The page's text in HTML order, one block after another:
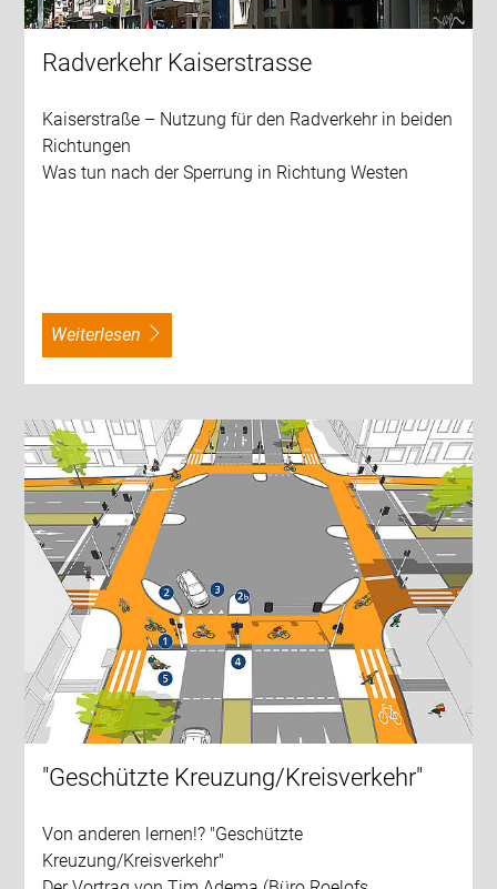
Radverkehr Kaiserstrasse
Kaiserstraße – Nutzung für den Radverkehr in beiden
Richtungen
Was tun nach der Sperrung in Richtung Westen
weiterlesen
"Geschützte Kreuzung/Kreisverkehr"
Von anderen lernen!? "Geschützte
Kreuzung/Kreisverkehr"